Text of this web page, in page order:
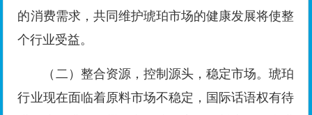
的消费需求，共同维护琥珀市场的健康发展将使整
个行业受益。
（二）整合资源，控制源头，稳定市场。琥珀
行业现在面临着原料市场不稳定，国际话语权有待